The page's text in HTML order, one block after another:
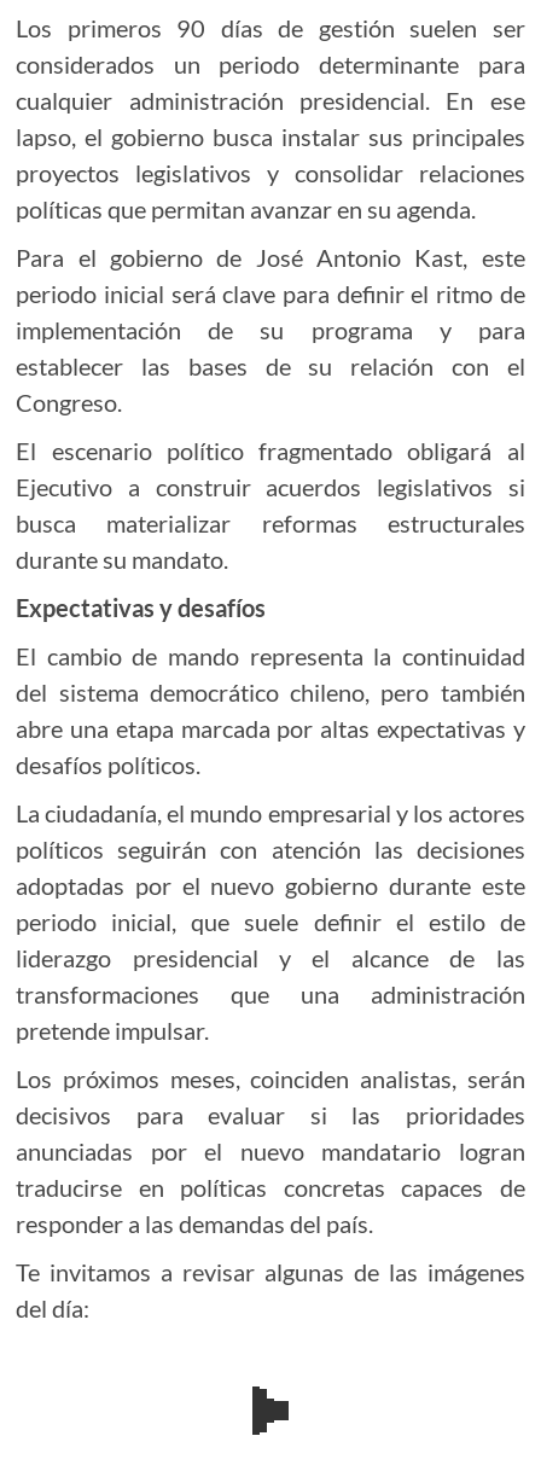
Los primeros 90 días de gestión suelen ser
considerados un periodo determinante para
cualquier administración presidencial. En ese
lapso, el gobierno busca instalar sus principales
proyectos legislativos y consolidar relaciones
políticas que permitan avanzar en su agenda.
Para el gobierno de José Antonio Kast, este
periodo inicial será clave para definir el ritmo de
implementación de su programa y para
establecer las bases de su relación con el
Congreso.
El escenario político fragmentado obligará al
Ejecutivo a construir acuerdos legislativos si
busca materializar reformas estructurales
durante su mandato.
Expectativas y desafíos
El cambio de mando representa la continuidad
del sistema democrático chileno, pero también
abre una etapa marcada por altas expectativas y
desafíos políticos.
La ciudadanía, el mundo empresarial y los actores
políticos seguirán con atención las decisiones
adoptadas por el nuevo gobierno durante este
periodo inicial, que suele definir el estilo de
liderazgo presidencial y el alcance de las
transformaciones que una administración
pretende impulsar.
Los próximos meses, coinciden analistas, serán
decisivos para evaluar si las prioridades
anunciadas por el nuevo mandatario logran
traducirse en políticas concretas capaces de
responder a las demandas del país.
Te invitamos a revisar algunas de las imágenes
del día: